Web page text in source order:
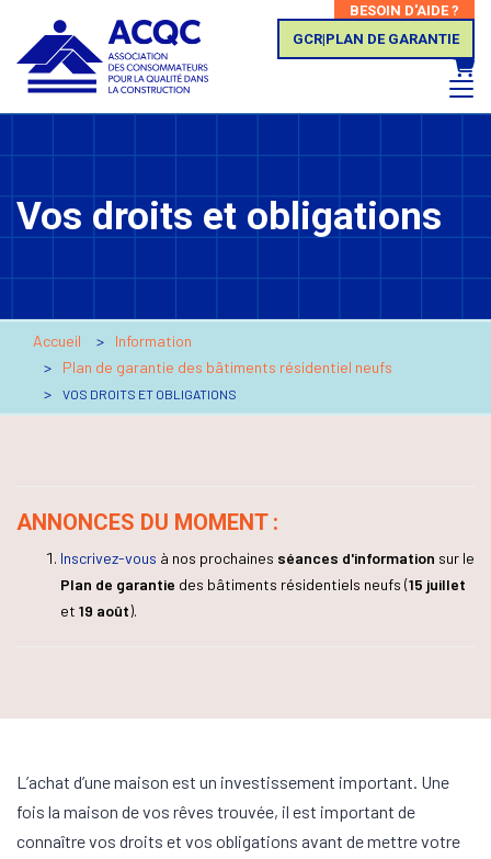
BESOIN D'AIDE ?
GCR|PLAN DE GARANTIE
Vos droits et obligations
Accueil
Information
Plan de garantie des bâtiments résidentiel neufs
VOS DROITS ET OBLIGATIONS
ANNONCES DU MOMENT :
Inscrivez-vous à nos prochaines séances d'information sur le
Plan de garantie des bâtiments résidentiels neufs (15 juillet
et 19 août).
L’achat d’une maison est un investissement important. Une
fois la maison de vos rêves trouvée, il est important de
connaître vos droits et vos obligations avant de mettre votre